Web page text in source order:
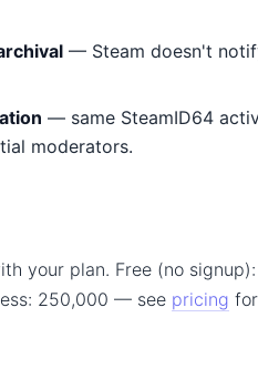
— Steam doesn't
— same SteamID64
moderators.
your plan. Free (no
250,000 — see pricing